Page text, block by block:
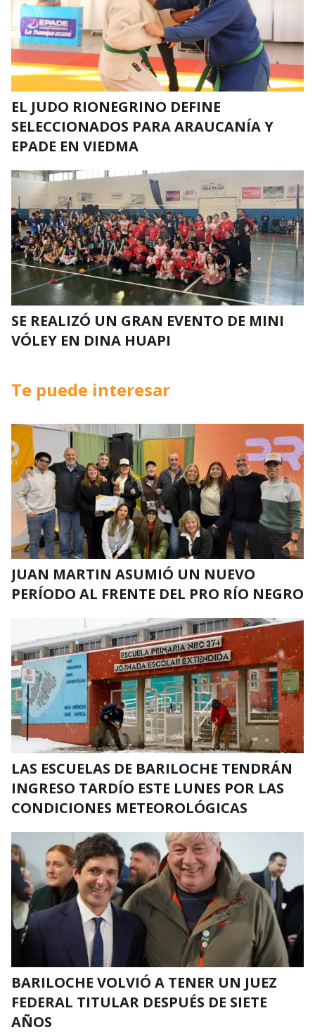
EL JUDO RIONEGRINO DEFINE
SELECCIONADOS PARA ARAUCANÍA Y
EPADE EN VIEDMA
SE REALIZÓ UN GRAN EVENTO DE MINI
VÓLEY EN DINA HUAPI
Te puede interesar
JUAN MARTIN ASUMIÓ UN NUEVO
PERÍODO AL FRENTE DEL PRO RÍO NEGRO
LAS ESCUELAS DE BARILOCHE TENDRÁN
INGRESO TARDÍO ESTE LUNES POR LAS
CONDICIONES METEOROLÓGICAS
BARILOCHE VOLVIÓ A TENER UN JUEZ
FEDERAL TITULAR DESPUÉS DE SIETE
AÑOS